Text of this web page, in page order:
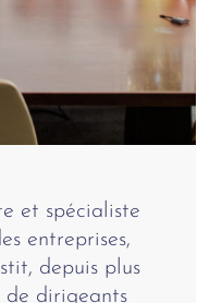
et spécialiste
entreprises,
depuis plus
de dirigeants